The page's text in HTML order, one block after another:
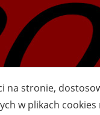
na stronie,
w plikach